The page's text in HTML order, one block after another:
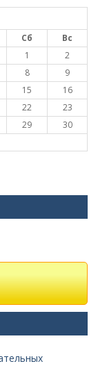
Сб
Вс
1
2
8
9
15
16
22
23
29
30